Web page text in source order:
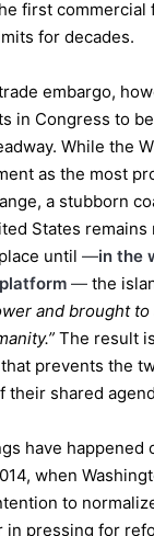
first commercial
for decades.
embargo,
in Congress to
While the
as the most
a stubborn
States
until —in the
— the
and brought
The result
prevents the
their shared
have happened
when
to
pressing for